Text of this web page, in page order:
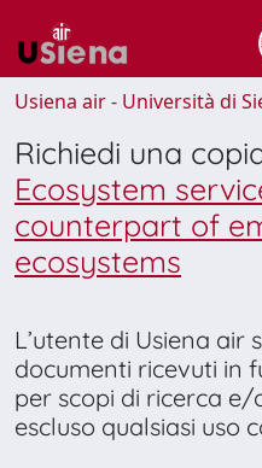
Usiena air - Università di
Richiedi una
Ecosystem
counterpart of
ecosystems
L’utente di Usiena air
documenti ricevuti in
per scopi di ricerca e/
escluso qualsiasi uso